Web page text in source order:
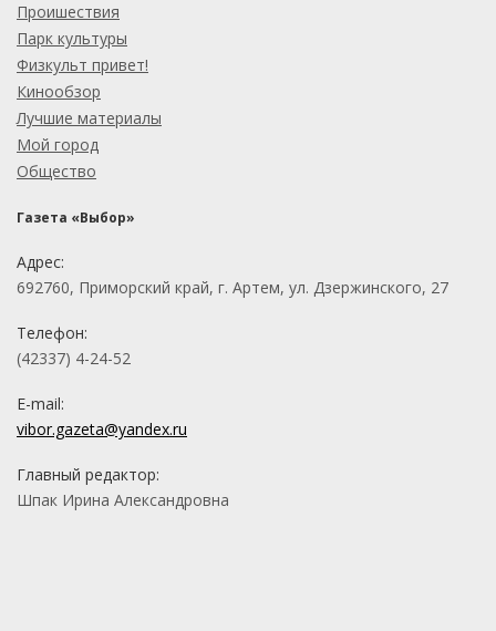
Проишествия
Парк культуры
Физкульт привет!
Кинообзор
Лучшие материалы
Мой город
Общество
Газета «Выбор»
Адрес:
692760, Приморский край, г. Артем, ул. Дзержинского, 27
Телефон:
(42337) 4-24-52
E-mail:
vibor.gazeta@yandex.ru
Главный редактор:
Шпак Ирина Александровна